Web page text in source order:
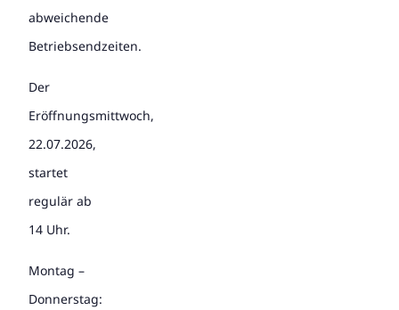
abweichende
Betriebsendzeiten.
Der
Eröffnungsmittwoch,
22.07.2026,
startet
regulär ab
14 Uhr.
Montag –
Donnerstag: